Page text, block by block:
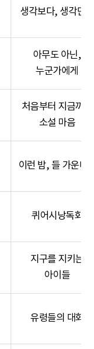
생각보다, 생각만큼
아무도 아닌,
누군가에게
처음부터 지금까지
소설 마음
이런 밤, 들 가운데
퀴어시낭독회
지구를 지키는
아이들
유령들의 대화